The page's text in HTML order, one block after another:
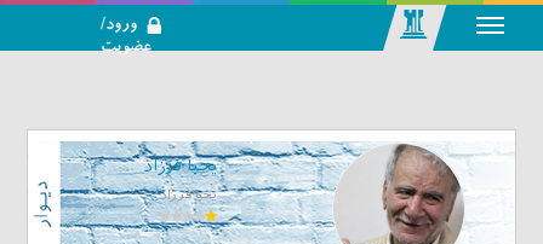
تحلیلی بازار
سرمایه
ورود/
عضویت
یحیا فرزاد
یحیا فرزاد